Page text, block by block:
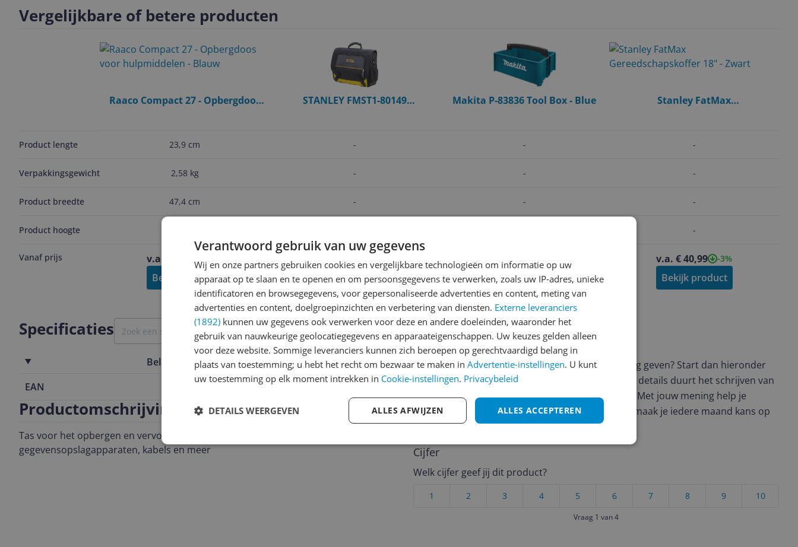
Vergelijkbare of betere producten
Product lengte
Verpakkingsgewicht
Product breedte
Product hoogte
Vanaf prijs
Raaco Compact 27 - Opbergdoos
23,9 cm
2,58 kg
47,4 cm
v.a. € 51,94
Bekijk product
STANLEY FMST1-80149
-
-
-
v.a. € 44,99
Bekijk product
Makita P-83836 Tool Box - Blue
-
-
-
v.a. € 45,94
Bekijk product
Stanley FatMax
-
-
-
-
v.a. € 40,99 -3%
Bekijk product
Specificaties
Belangrijkste kenmerken
EAN
0666365050366
Productomschrijving
Tas voor het opbergen en vervoeren van accessoires zoals SD-geheugenkaarten,
gegevensopslagapparaten, kabels en meer
Reviews
Er zijn nog geen reviews geschreven
Heb jij dit product in bezit en wil je graag je mening geven? Start dan hieronder
met het schrijven van je review. Afhankelijk van de details duurt het schrijven van
een review gemiddeld tussen de 3 en 10 minuten. Met jouw mening help je
andere bezoekers een betere keuze te maken én maak je iedere maand kans op
€250,-!Klik hier voor de actievoorwaarden.
Cijfer
Welk cijfer geef jij dit product?
10
9
8
7
6
5
4
3
2
1
Vraag 1 van 4
Verantwoord gebruik van uw gegevens
Wij en onze partners gebruiken cookies en vergelijkbare technologieën om informatie op uw
apparaat op te slaan en te openen en om persoonsgegevens te verwerken, zoals uw IP-adres, unieke
identificatoren en browsegegevens, voor gepersonaliseerde advertenties en content, meting van
advertenties en content, doelgroepinzichten en verbetering van diensten. Externe leveranciers
(1892) kunnen uw gegevens ook verwerken voor deze en andere doeleinden, waaronder het
gebruik van nauwkeurige geolocatiegegevens en apparaateigenschappen. Uw keuzes gelden alleen
voor deze website. Sommige leveranciers kunnen zich beroepen op gerechtvaardigd belang in
plaats van toestemming; u hebt het recht om bezwaar te maken in Advertentie-instellingen. U kunt
uw toestemming op elk moment intrekken in Cookie-instellingen. Privacybeleid
ALLES ACCEPTEREN
ALLES AFWIJZEN
DETAILS WEERGEVEN